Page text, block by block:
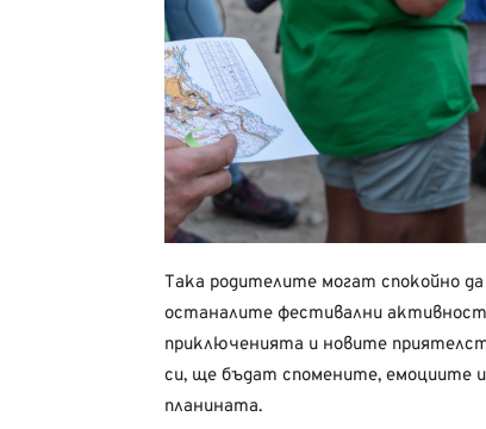
Така родителите могат спокойно
останалите фестивални
приключенията и новите
си, ще бъдат спомените, емоциите
планината.